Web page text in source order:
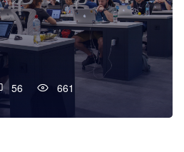
56 661